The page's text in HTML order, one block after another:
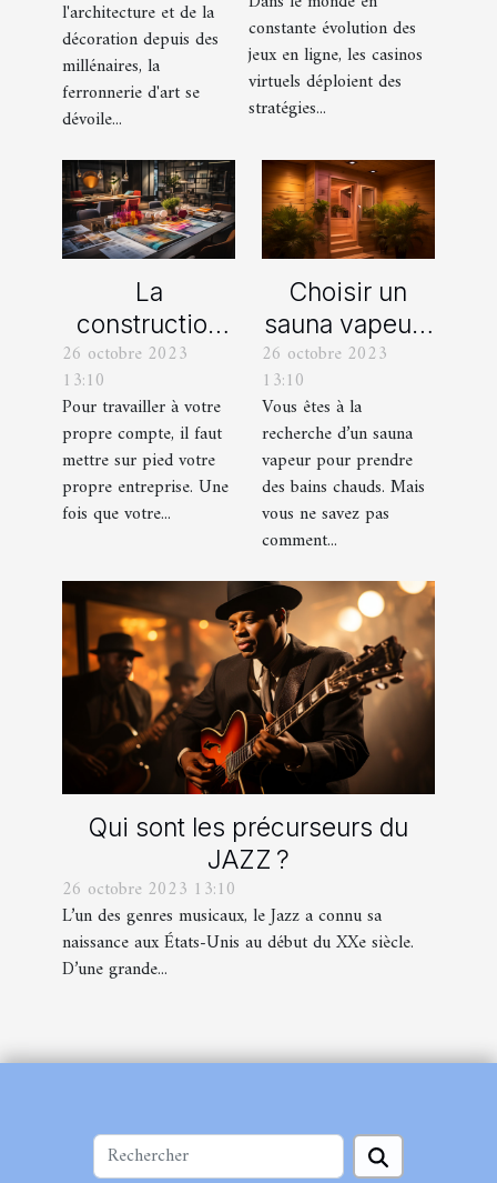
l'architecture et de la
décoration depuis des
millénaires, la
ferronnerie d'art se
dévoile...
des casinos en
ligne
constante évolution des
jeux en ligne, les casinos
virtuels déploient des
stratégies...
La
construction
d’une identité
d’entreprise :
que faut-il en
savoir ?
26 octobre 2023
13:10
Pour travailler à votre
propre compte, il faut
mettre sur pied votre
propre entreprise. Une
fois que votre...
Choisir un
sauna vapeur :
comment s’y
prendre ?
26 octobre 2023
13:10
Vous êtes à la
recherche d’un sauna
vapeur pour prendre
des bains chauds. Mais
vous ne savez pas
comment...
Qui sont les précurseurs du
JAZZ ?
26 octobre 2023 13:10
L’un des genres musicaux, le Jazz a connu sa
naissance aux États-Unis au début du XXe siècle.
D’une grande...